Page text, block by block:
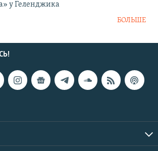
у Геленджика
БОЛЬШЕ